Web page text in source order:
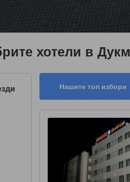
хотели в Дукм
Нашите топ избори